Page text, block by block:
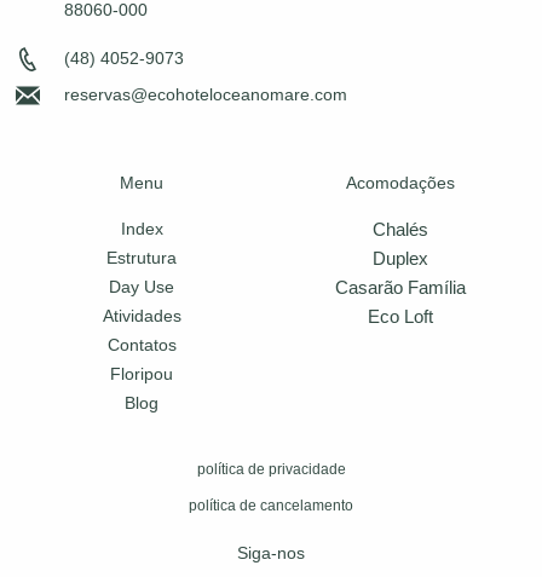
88060-000
(48) 4052-9073
reservas@ecohoteloceanomare.com
Menu Acomodações
Index
Estrutura
Day Use
Atividades
Contatos
Floripou
Blog
Chalés
Duplex
Casarão Família
Eco Loft
Siga-nos
política de privacidade
política de cancelamento